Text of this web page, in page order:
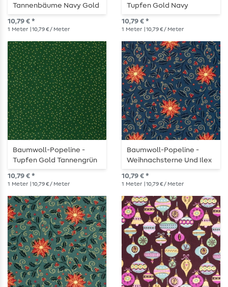
Tannenbäume Navy Gold
10,79 € *
1 Meter | 10,79 € / Meter
Tupfen Gold Navy
10,79 € *
1 Meter | 10,79 € / Meter
Baumwoll-Popeline -
Tupfen Gold Tannengrün
10,79 € *
1 Meter | 10,79 € / Meter
Baumwoll-Popeline -
Weihnachsterne Und Ilex
Blau Gold
10,79 € *
1 Meter | 10,79 € / Meter